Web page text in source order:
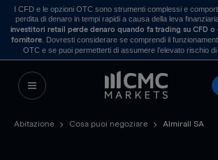
I CFD e le opzioni OTC sono strumenti complessi e
perdita di denaro in tempi rapidi a causa della leva
investitori retail perde denaro quando fa trading su CFD o
fornitore . Dovresti considerare se comprendi il
OTC e se puoi permetterti di assumere l’elevato rischio
Abitazione Cosa puoi negoziare Almirall SA